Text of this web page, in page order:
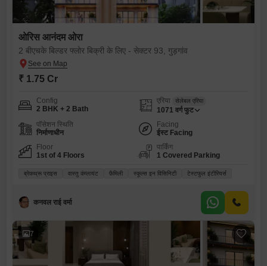
ओरिस आनंदम ओरा
2 बीएचके बिल्डर फ्लोर बिक्री के लिए - सेक्टर 93, गुड़गांव
₹ 1.75 Cr
Config
2 BHK + 2 Bath
एरिया सेलेबल एरिया
1071 वर्ग फुट
पॉसेशन स्थिति
निर्माणाधीन
Facing
ईस्ट Facing
Floor
1st of 4 Floors
पार्किंग
1 Covered Parking
ब्रेकथ्रू प्राइस वास्तु कंप्लायंट फ़ैमिली स्कूल्स इन विसिनिटी टेस्टफुल इंटीरियर्स
कनवल राई वर्मा
7